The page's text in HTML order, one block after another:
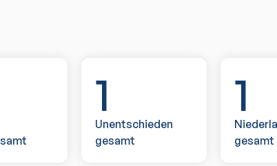
1
Unentschieden
gesamt
1
gesamt